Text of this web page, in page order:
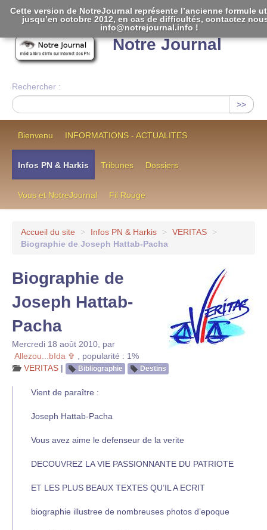
Notre Journal
Rechercher :
>>
Bienvenu INFORMATIONS - ACTUALITES
Infos PN & Harkis Tribunes Dossiers
Vous et NotreJournal Fil Rouge
Accueil du site > Infos PN & Harkis > VERITAS
>
Biographie de Joseph Hattab-Pacha
Biographie de
Joseph Hattab-
Pacha
Mercredi 18 août 2010 par
Allezou...bIda ✞
popularité : 1%
VERITAS | Bibliographie Destins
Vient de paraître :
Joseph Hattab-Pacha
Vous avez aime le defenseur de la verite
DECOUVREZ LA VIE PASSIONNANTE DU PATRIOTE
ET LES PLUS BEAUX TEXTES QU’IL A ECRIT
biographie illustree de nombreuses photos d’epoque
Cette version de NotreJournal représente l’ancienne formule
jusqu’en octobre 2012, en cas de difficultés, contactez
info@notrejournal.info !